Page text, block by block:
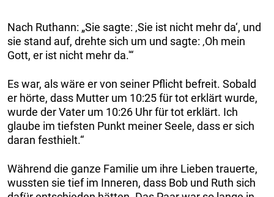
Nach Ruthann: „Sie sagte: ‚Sie ist nicht mehr da‘, und
sie stand auf, drehte sich um und sagte: ‚Oh mein
Gott, er ist nicht mehr da.'“
Es war, als wäre er von seiner Pflicht befreit. Sobald
er hörte, dass Mutter um 10:25 für tot erklärt wurde,
wurde der Vater um 10:26 Uhr für tot erklärt. Ich
glaube im tiefsten Punkt meiner Seele, dass er sich
daran festhielt.“
Während die ganze Familie um ihre Lieben trauerte,
wussten sie tief im Inneren, dass Bob und Ruth sich